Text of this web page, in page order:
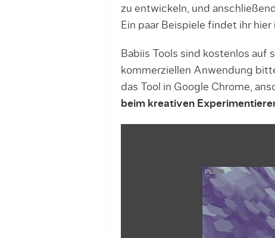
zu entwickeln, und anschließend
Ein paar Beispiele findet ihr
Babiis Tools sind kostenlos auf
kommerziellen Anwendung
das Tool in Google Chrome,
beim kreativen